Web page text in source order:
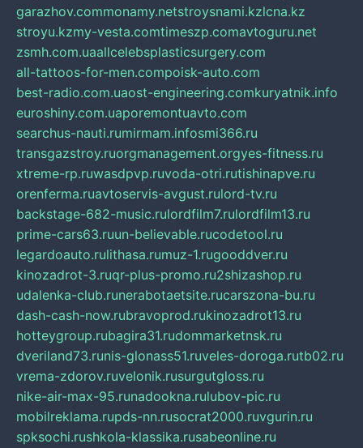
garazhov.commonamy.netstroysnami.kzlcna.kz
stroyu.kzmy-vesta.comtimeszp.comavtoguru.net
zsmh.com.uaallcelebsplasticsurgery.com
all-tattoos-for-men.compoisk-auto.com
best-radio.com.uaost-engineering.comkuryatnik.info
euroshiny.com.uaporemontuavto.com
searchus-nauti.rumirmam.infosmi366.ru
transgazstroy.ruorgmanagement.orgyes-fitness.ru
xtreme-rp.ruwasdpvp.ruvoda-otri.rutishinapve.ru
orenferma.ruavtoservis-avgust.rulord-tv.ru
backstage-682-music.rulordfilm7.rulordfilm13.ru
prime-cars63.ruun-believable.rucodetool.ru
legardoauto.rulithasa.rumuz-1.rugooddver.ru
kinozadrot-3.ruqr-plus-promo.ru2shizashop.ru
udalenka-club.runerabotaetsite.rucarszona-bu.ru
dash-cash-now.rubravoprod.rukinozadrot13.ru
hotteygroup.rubagira31.rudommarketnsk.ru
dveriland73.runis-glonass51.ruveles-doroga.rutb02.ru
vrema-zdorov.ruvelonik.rusurgutgloss.ru
nike-air-max-95.runadookna.rulubov-pic.ru
mobilreklama.rupds-nn.rusocrat2000.ruvgurin.ru
spksochi.rushkola-klassika.rusabeonline.ru